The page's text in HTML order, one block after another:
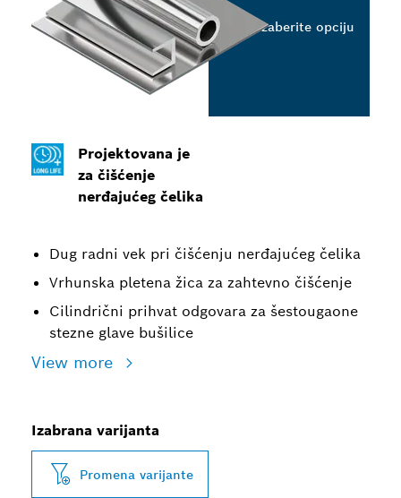
Projektovana je
za čišćenje
nerđajućeg čelika
Dug radni vek pri čišćenju nerđajućeg čelika
Vrhunska pletena žica za zahtevno čišćenje
Cilindrični prihvat odgovara za šestougaone
stezne glave bušilice
View more
Izaberite opciju
Izabrana varijanta
Promena varijante